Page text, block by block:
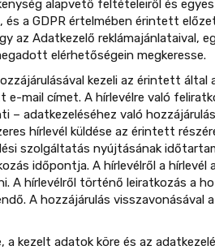
alapvető feltételeiről és
és a GDPR értelmében érintett
az Adatkezelő reklámajánlataival,
elérhetőségein megkeresse.
kezeli az érintett által
e-mail címet. A hírlevélre való
– adatkezeléséhez való
hírlevél küldése az érintett
szolgáltatás nyújtásának
időpontja. A hírlevélről a hírlevél
A hírlevélről történő leiratkozás a
A hozzájárulás visszavonásával
kezelt adatok köre és az